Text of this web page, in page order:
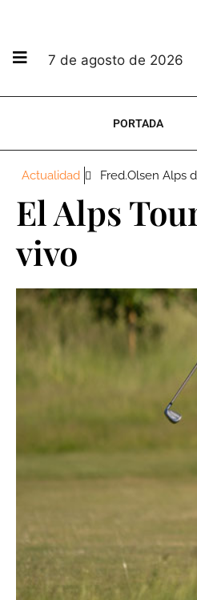
7 de agosto de 2026
PORTADA
Actualidad Fred.Olsen Alps
El Alps
vivo